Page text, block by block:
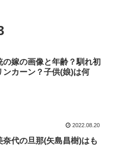
の嫁の画像と年齢？馴れ初
ンカーン？子供(娘)は何
2022.08.20
奈代の旦那(矢島昌樹)はも